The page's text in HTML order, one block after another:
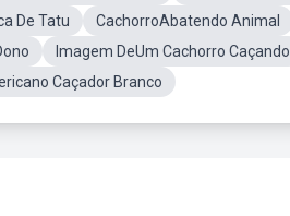
De Tatu CachorroAbatendo Animal
Imagem DeUm Cachorro Caçando
Caçador Branco